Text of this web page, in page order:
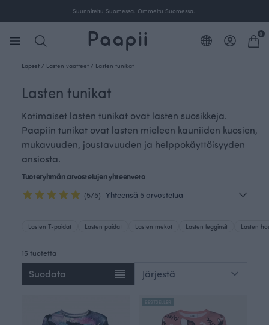
Ilmainen toimitus yli 100 € tilauksille Suomessa.
0
Lapset / Lasten vaatteet / Lasten tunikat
Lasten tunikat
Kotimaiset lasten tunikat ovat lasten suosikkeja.
Paapiin tunikat ovat lasten mieleen kauniiden kuosien,
mukavuuden, joustavuuden ja helppokäyttöisyyden
ansiosta.
Tuoteryhmän arvostelujen yhteenveto
(5/5) Yhteensä 5 arvostelua
Lasten T-paidat Lasten paidat Lasten mekot Lasten legginsit Lasten
15 tuotetta
Suodata
BESTSELLER